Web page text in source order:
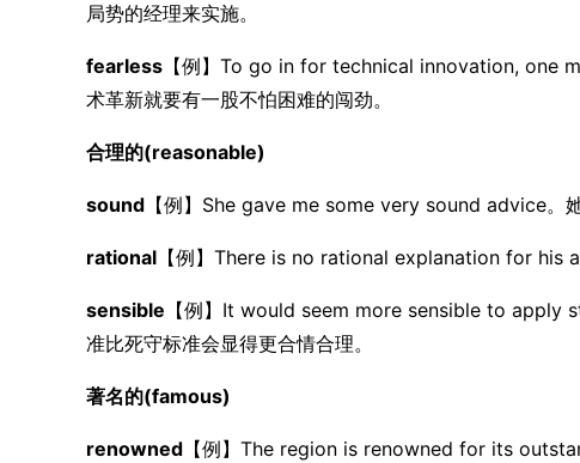
局势的经理来实施。
fearless 【例】To go in for technical innovation, one
术革新就要有一股不怕困难的闯劲。
合理的(reasonable)
sound 【例】She gave me some very sound advice。
rational 【例】There is no rational explanation for his
sensible 【例】It would seem more sensible to
准比死守标准会显得更合情合理。
著名的(famous)
renowned 【例】The region is renowned for its